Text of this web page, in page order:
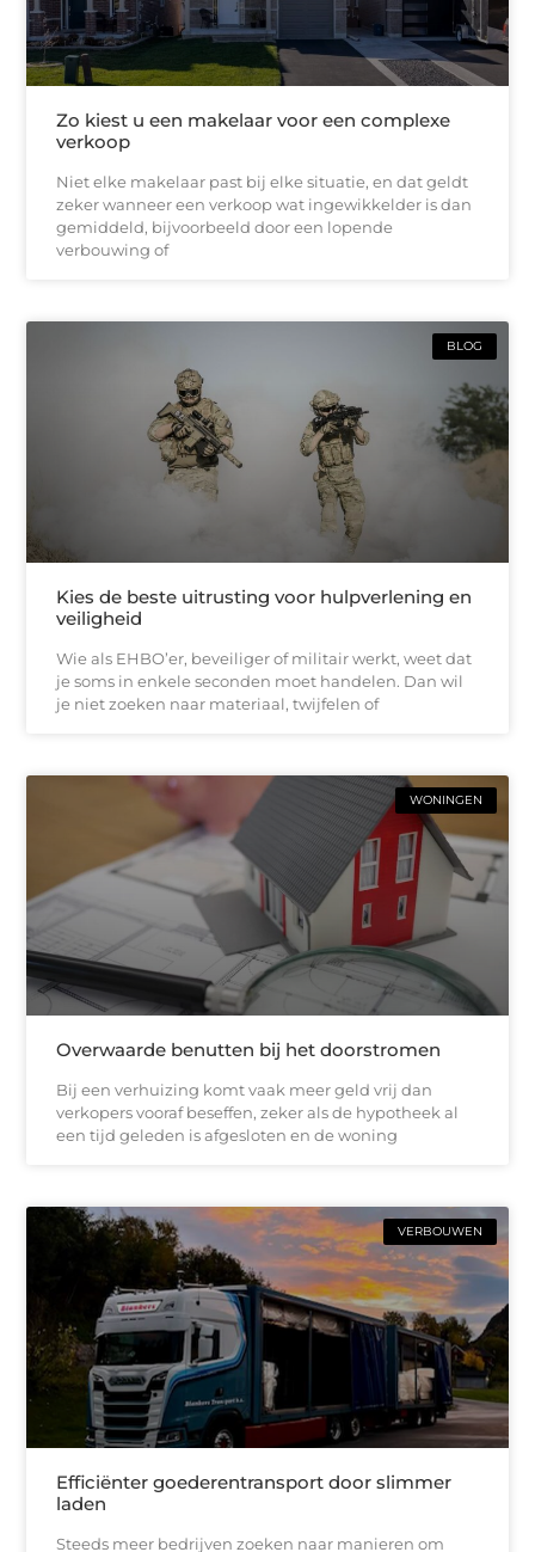
Zo kiest u een makelaar voor een complexe
verkoop
Niet elke makelaar past bij elke situatie, en dat geldt
zeker wanneer een verkoop wat ingewikkelder is dan
gemiddeld, bijvoorbeeld door een lopende
verbouwing of
BLOG
Kies de beste uitrusting voor hulpverlening en
veiligheid
Wie als EHBO’er, beveiliger of militair werkt, weet dat
je soms in enkele seconden moet handelen. Dan wil
je niet zoeken naar materiaal, twijfelen of
WONINGEN
Overwaarde benutten bij het doorstromen
Bij een verhuizing komt vaak meer geld vrij dan
verkopers vooraf beseffen, zeker als de hypotheek al
een tijd geleden is afgesloten en de woning
VERBOUWEN
Efficiënter goederentransport door slimmer
laden
Steeds meer bedrijven zoeken naar manieren om